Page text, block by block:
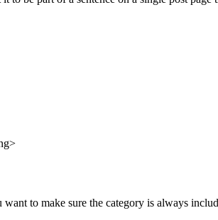
to make sure the category is always